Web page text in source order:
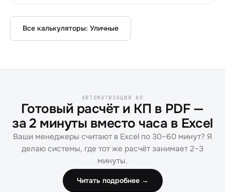
Все калькуляторы: Уличные
АВТОМАТИЗАЦИЯ КП
Готовый расчёт и КП в PDF —
за 2 минуты вместо часа в Excel
Ваши менеджеры считают в Excel по 30–60 минут? Я
делаю системы, где тот же расчёт занимает 2–3
минуты.
Читать подробнее →